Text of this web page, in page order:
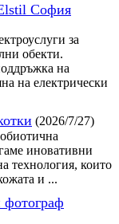
София
за
обекти.
на
на електрически
(2026/7/27)
иновативни
технология, които
и ...